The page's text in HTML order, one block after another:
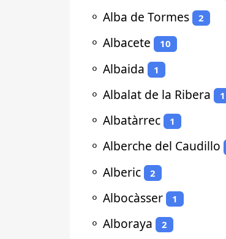
⚬ Alba de Tormes 2
⚬ Albacete 10
⚬ Albaida 1
⚬ Albalat de la Ribera 1
⚬ Albatàrrec 1
⚬ Alberche del Caudillo
⚬ Alberic 2
⚬ Albocàsser 1
⚬ Alboraya 2